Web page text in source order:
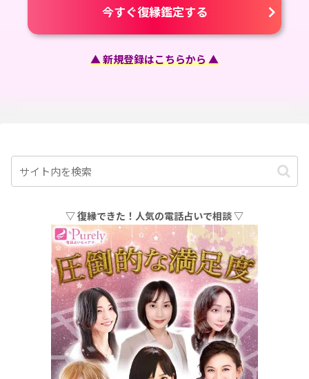
今すぐ復縁鑑定する
▲ 新規登録はこちらから ▲
▽ 復縁できた！人気の電話占いで相談 ▽